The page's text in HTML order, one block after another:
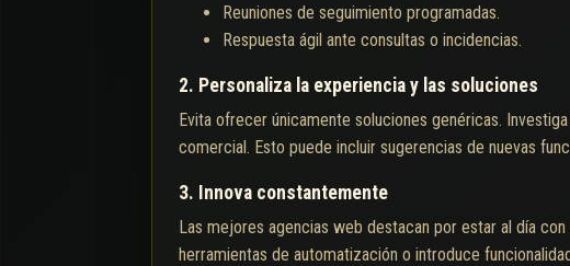
Reuniones de seguimiento programadas.
Respuesta ágil ante consultas o incidencias.
2. Personaliza la experiencia y las soluciones
Evita ofrecer únicamente soluciones genéricas.
comercial. Esto puede incluir sugerencias de nuevas
3. Innova constantemente
Las mejores agencias web destacan por estar al día
herramientas de automatización o introduce